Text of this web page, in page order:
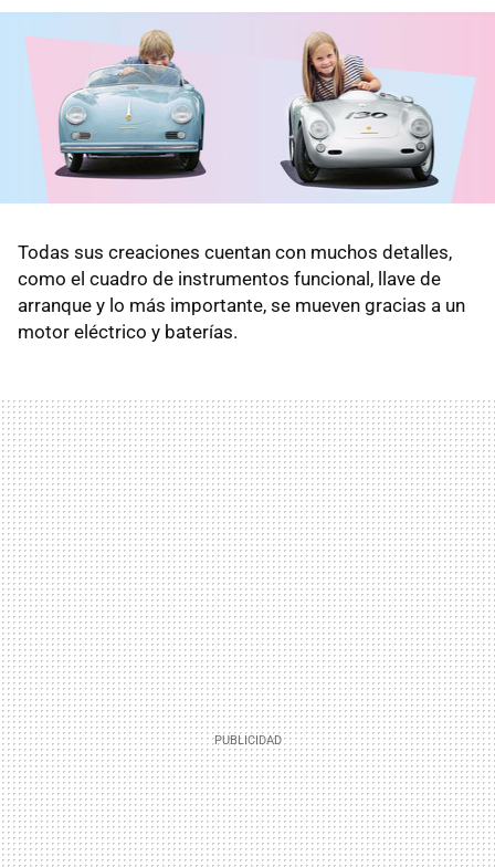
Todas sus creaciones cuentan con muchos detalles,
como el cuadro de instrumentos funcional, llave de
arranque y lo más importante, se mueven gracias a un
motor eléctrico y baterías.